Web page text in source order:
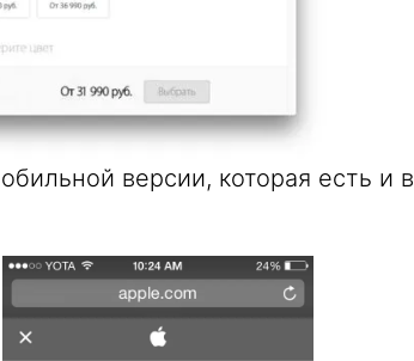
версии, которая есть и в